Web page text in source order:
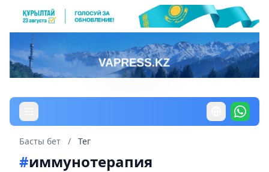
Басты бет / Тег
#иммунотерапия